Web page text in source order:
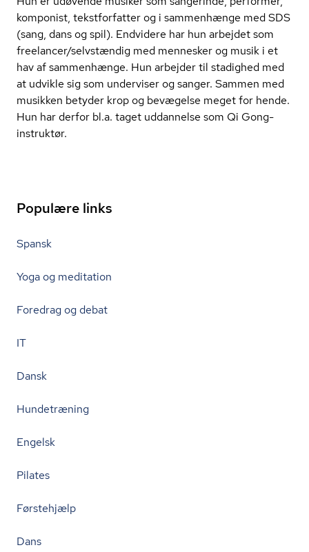
komponist, tekstforfatter og i sammenhænge med SDS
(sang, dans og spil). Endvidere har hun arbejdet som
freelancer/selvstændig med mennesker og musik i et
hav af sammenhænge. Hun arbejder til stadighed med
at udvikle sig som underviser og sanger. Sammen med
musikken betyder krop og bevægelse meget for hende.
Hun har derfor bl.a. taget uddannelse som Qi Gong-
instruktør.
Populære links
Spansk
Yoga og meditation
Foredrag og debat
IT
Dansk
Hundetræning
Engelsk
Pilates
Førstehjælp
Dans